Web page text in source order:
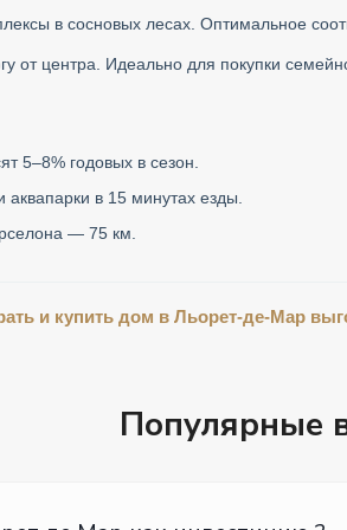
в сосновых лесах. Оптимальное
от центра. Идеально для покупки
5–8% годовых в сезон.
в 15 минутах езды.
— 75 км.
и купить дом в Льорет-де-Мар
Популярные